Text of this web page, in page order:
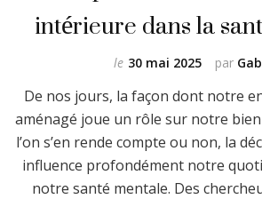
intérieure dans la
par
le 30 mai 2025
De nos jours, la façon dont notre
aménagé joue un rôle sur notre
l’on s’en rende compte ou non, la
influence profondément notre
notre santé mentale. Des